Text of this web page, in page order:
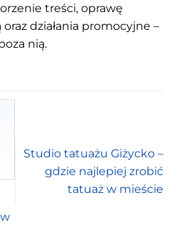
treści, oprawę
działania promocyjne –
nią.
Studio tatuażu Giżycko –
gdzie najlepiej zrobić
tatuaż w mieście